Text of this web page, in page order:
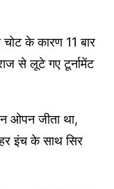
के कारण 11 बार
से लूटे गए टूर्नामेंट
ओपन जीता था,
इंच के साथ सिर